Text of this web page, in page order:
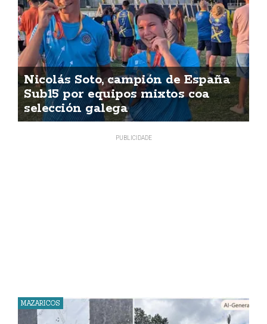
Nicolás Soto, campión de España
Sub15 por equipos mixtos coa
selección galega
MAZARICOS